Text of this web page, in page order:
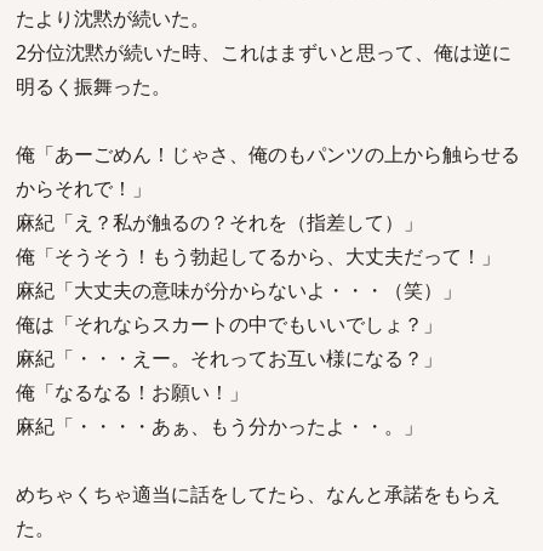
たより沈黙が続いた。
2分位沈黙が続いた時、これはまずいと思って、俺は逆に
明るく振舞った。
俺「あーごめん！じゃさ、俺のもパンツの上から触らせる
からそれで！」
麻紀「え？私が触るの？それを（指差して）」
俺「そうそう！もう勃起してるから、大丈夫だって！」
麻紀「大丈夫の意味が分からないよ・・・（笑）」
俺は「それならスカートの中でもいいでしょ？」
麻紀「・・・えー。それってお互い様になる？」
俺「なるなる！お願い！」
麻紀「・・・・あぁ、もう分かったよ・・。」
めちゃくちゃ適当に話をしてたら、なんと承諾をもらえ
た。